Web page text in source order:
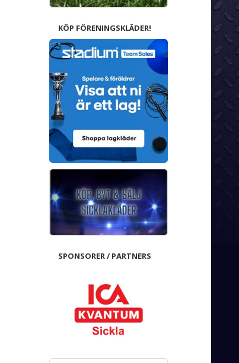
KÖP FÖRENINGSKLÄDER!
SPONSORER / PARTNERS